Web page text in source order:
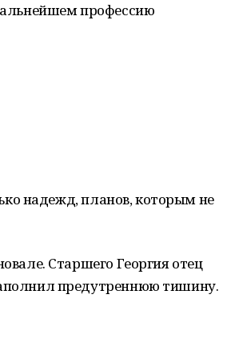
профессию
надежд, планов, которым не
Старшего Георгия отец
предутреннюю тишину.